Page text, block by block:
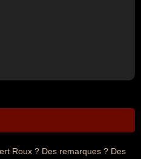
Roux ? Des remarques ? Des